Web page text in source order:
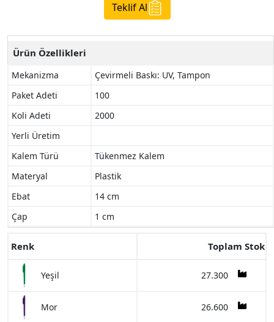
Teklif Al
Ürün Özellikleri
Mekanizma
Çevirmeli Baskı: UV, Tampon
Paket Adeti
100
Koli Adeti
2000
Yerli Üretim
Kalem Türü
Tükenmez Kalem
Materyal
Plastik
Ebat
14 cm
Çap
1 cm
Renk Toplam Stok
Yeşil 27.300
Mor 26.600